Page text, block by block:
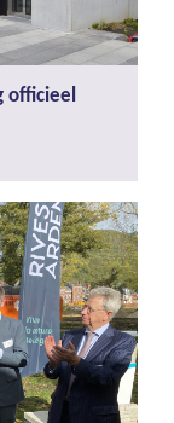
officieel